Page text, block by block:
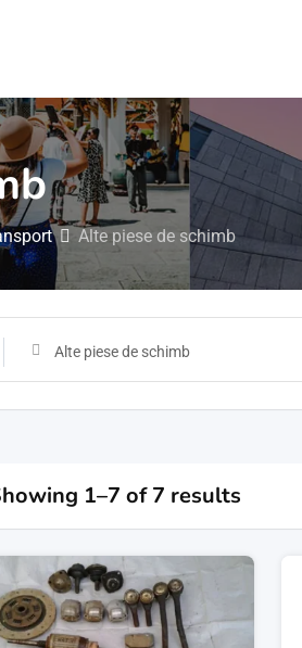
Alte piese de schimb
Alte piese de schimb
1–7 of 7 results